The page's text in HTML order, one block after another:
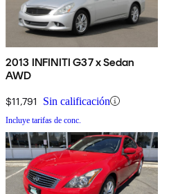
2013 INFINITI G37 x Sedan
AWD
$11,791 Sin calificación
Incluye tarifas de conc.